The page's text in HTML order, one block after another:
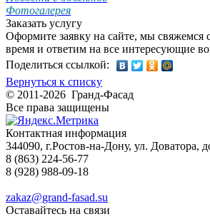
Фотогалерея
Заказать услугу
Оформите заявку на сайте, мы свяжемся
время и ответим на все интересующие
Поделиться ссылкой:
Вернуться к списку
© 2011-2026 Гранд-Фасад
Все права защищены
Контактная информация
344090, г.Ростов-на-Дону, ул. Доватора,
8 (863) 224-56-77
8 (928) 988-09-18
zakaz@grand-fasad.su
Оставайтесь на связи